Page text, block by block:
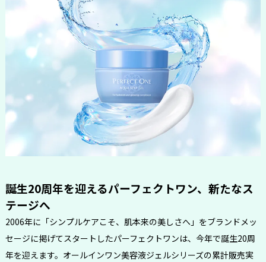
誕生20周年を迎えるパーフェクトワン、新たなス
テージへ
2006年に「シンプルケアこそ、肌本来の美しさへ」をブランドメッ
セージに掲げてスタートしたパーフェクトワンは、今年で誕生20周
年を迎えます。オールインワン美容液ジェルシリーズの累計販売実